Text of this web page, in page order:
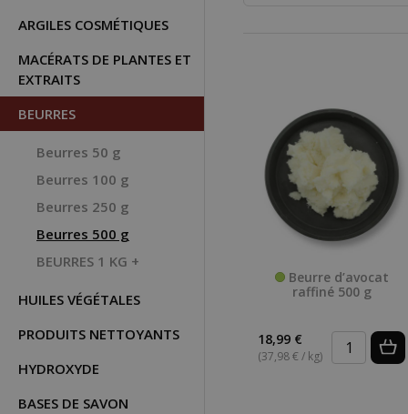
ARGILES COSMÉTIQUES
MACÉRATS DE PLANTES ET
EXTRAITS
BEURRES
Beurres 50 g
Beurres 100 g
Beurres 250 g
Beurres 500 g
BEURRES 1 KG +
HUILES VÉGÉTALES
PRODUITS NETTOYANTS
HYDROXYDE
BASES DE SAVON
Beurre d’avocat
raffiné 500 g
18,99 €
(37,98 € / kg)